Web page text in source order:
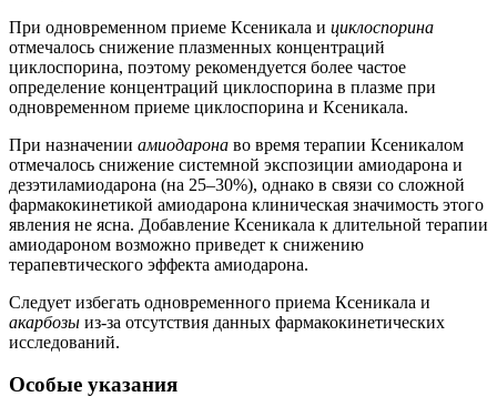
При одновременном приеме Ксеникала и циклоспорина
отмечалось снижение плазменных концентраций
циклоспорина, поэтому рекомендуется более частое
определение концентраций циклоспорина в плазме при
одновременном приеме циклоспорина и Ксеникала.
При назначении амиодарона во время терапии Ксеникалом
отмечалось снижение системной экспозиции амиодарона и
дезэтиламиодарона (на 25–30%), однако в связи со сложной
фармакокинетикой амиодарона клиническая значимость этого
явления не ясна. Добавление Ксеникала к длительной терапии
амиодароном возможно приведет к снижению
терапевтического эффекта амиодарона.
Следует избегать одновременного приема Ксеникала и
акарбозы из-за отсутствия данных фармакокинетических
исследований.
Особые указания